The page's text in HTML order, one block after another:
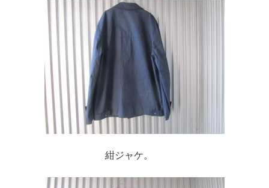
紺ジャケ。